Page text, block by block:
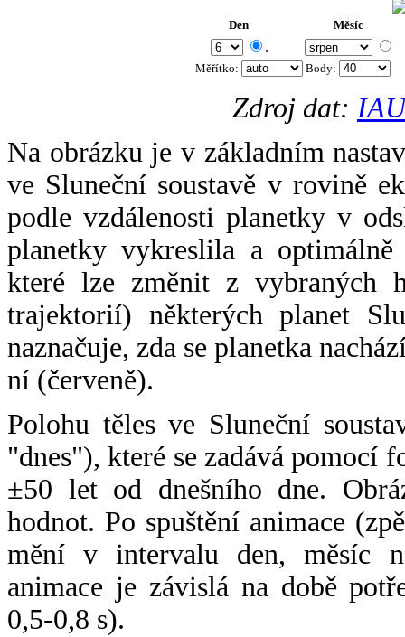
Den Měsíc
.
Měřítko: Body:
Zdroj dat:
Na obrázku je v základním
ve Sluneční soustavě v rovině
podle vzdálenosti planetky v
planetky vykreslila a
které lze změnit z vybraných
trajektorií) některých planet
naznačuje, zda se planetka
ní (červeně).
Polohu těles ve Sluneční
"dnes"), které se zadává pomocí
±50 let od dnešního dne.
hodnot. Po spuštění animace
mění v intervalu den, měsíc
animace je závislá na době
0,5-0,8 s).